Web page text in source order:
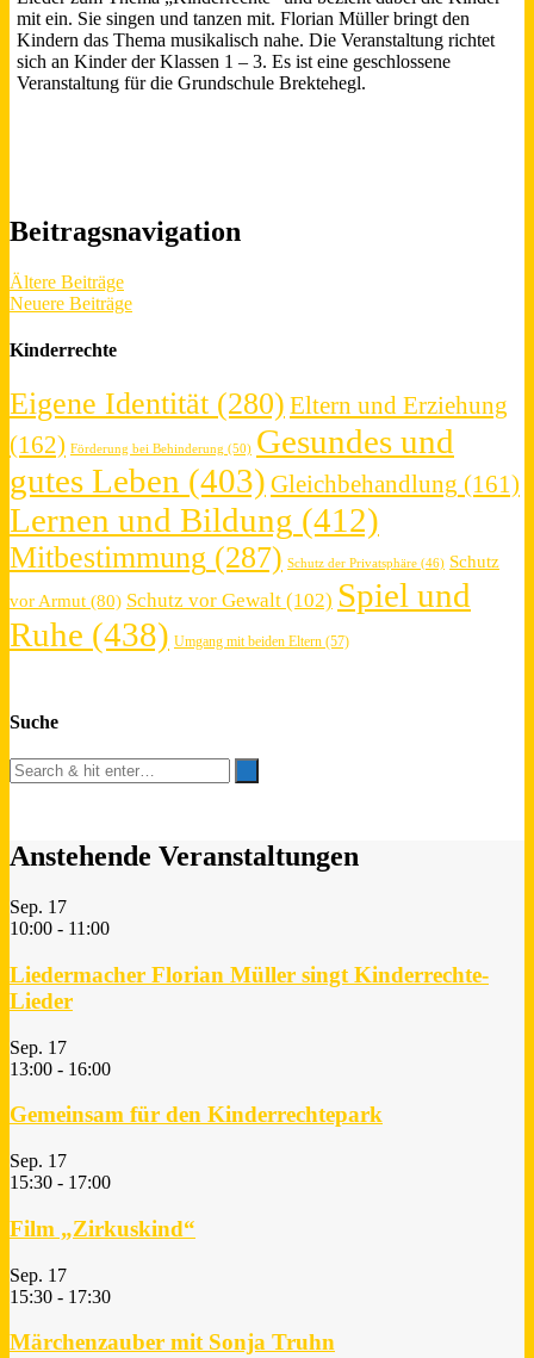
mit ein. Sie singen und tanzen mit. Florian Müller bringt den
Kindern das Thema musikalisch nahe. Die Veranstaltung richtet
sich an Kinder der Klassen 1 – 3. Es ist eine geschlossene
Veranstaltung für die Grundschule Brektehegl.
Beitragsnavigation
Ältere Beiträge
Neuere Beiträge
Kinderrechte
Eigene Identität (280) Eltern und Erziehung
(162) Förderung bei Behinderung (50) Gesundes und
gutes Leben (403) Gleichbehandlung (161)
Lernen und Bildung (412)
Mitbestimmung (287) Schutz der Privatsphäre (46) Schutz
vor Armut (80) Schutz vor Gewalt (102) Spiel und
Ruhe (438) Umgang mit beiden Eltern (57)
Suche
Anstehende Veranstaltungen
Sep. 17
10:00 - 11:00
Liedermacher Florian Müller singt Kinderrechte-
Lieder
Sep. 17
13:00 - 16:00
Gemeinsam für den Kinderrechtepark
Sep. 17
15:30 - 17:00
Film „Zirkuskind“
Sep. 17
15:30 - 17:30
Märchenzauber mit Sonja Truhn